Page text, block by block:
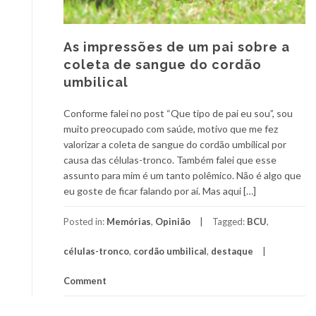
As impressões de um pai sobre a
coleta de sangue do cordão
umbilical
Conforme falei no post “Que tipo de pai eu sou”, sou
muito preocupado com saúde, motivo que me fez
valorizar a coleta de sangue do cordão umbilical por
causa das células-tronco. Também falei que esse
assunto para mim é um tanto polêmico. Não é algo que
eu goste de ficar falando por aí. Mas aqui […]
Posted in: Memórias, Opinião Tagged: BCU,
células-tronco, cordão umbilical, destaque
Comment